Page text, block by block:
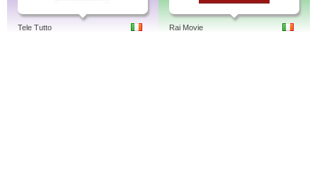
Tele Tutto Rai Movie